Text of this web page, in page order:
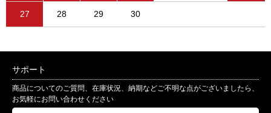
27 28 29 30
サポート
商品についてのご質問、在庫状況、納期などご不明な点がございましたら、
お気軽にお問い合わせください